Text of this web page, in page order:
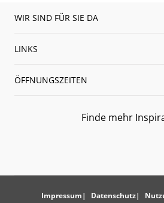
WIR SIND FÜR SIE DA
LINKS
ÖFFNUNGSZEITEN
Finde mehr
Impressum Datenschutz